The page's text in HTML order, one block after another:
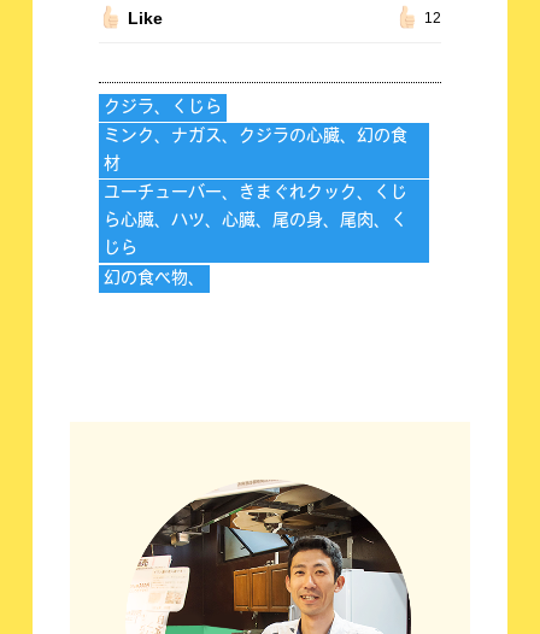
Like 12
クジラ、くじら
ミンク、ナガス、クジラの心臓、幻の食
材
ユーチューバー、きまぐれクック、くじ
ら心臓、ハツ、心臓、尾の身、尾肉、く
じら
幻の食べ物、